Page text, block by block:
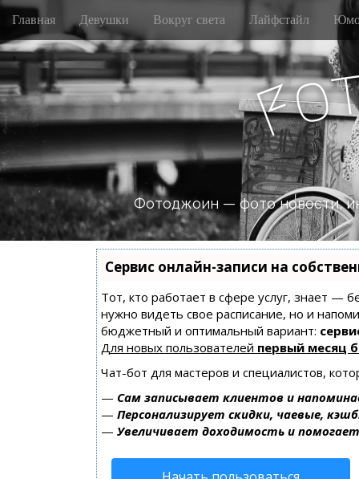
M
i
n
m
e
n
u
S
i
p
t
o
c
o
n
t
e
Главная Девушки Вокруг света Лайфстайл
Fo
Фотоджоин — фото новости,
Сервис онлайн-записи на
Тот, кто работает в сфере услуг, знает —
нужно видеть свое расписание, но и
бюджетный и оптимальный вариант:
Для новых пользователей первый месяц
Чат-бот для мастеров и специалистов,
— Сам записывает клиентов и
— Персонализирует скидки, чаевые,
— Увеличивает доходимость и